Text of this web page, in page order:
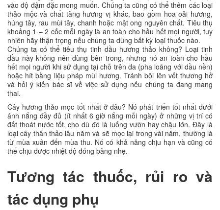
vào độ đậm đặc mong muốn. Chúng ta cũng có thể thêm các loại
thảo mộc và chất tăng hương vị khác, bao gồm hoa oải hương,
húng tây, rau mùi tây, chanh hoặc mật ong nguyên chất. Tiêu thụ
khoảng 1 – 2 cốc mỗi ngày là an toàn cho hầu hết mọi người, tuy
nhiên hãy thận trọng nếu chúng ta dùng bất kỳ loại thuốc nào.
Chúng ta có thể tiêu thụ tinh dầu hương thảo không? Loại tinh
dầu này không nên dùng bên trong, nhưng nó an toàn cho hầu
hết mọi người khi sử dụng tại chỗ trên da (pha loãng với dầu nền)
hoặc hít bằng liệu pháp mùi hương. Tránh bôi lên vết thương hở
và hỏi ý kiến ​​​​bác sĩ về việc sử dụng nếu chúng ta đang mang
thai.
Cây hương thảo mọc tốt nhất ở đâu? Nó phát triển tốt nhất dưới
ánh nắng đầy đủ (ít nhất 6 giờ nắng mỗi ngày) ở những vị trí có
đất thoát nước tốt, cho dù đó là luống vườn hay chậu lớn. Đây là
loại cây thân thảo lâu năm và sẽ mọc lại trong vài năm, thường là
từ mùa xuân đến mùa thu. Nó có khả năng chịu hạn và cũng có
thể chịu được nhiệt độ đóng băng nhẹ.
Tương tác thuốc, rủi ro và
tác dụng phụ